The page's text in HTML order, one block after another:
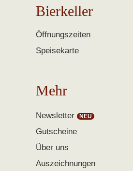
Bierkeller
Öffnungszeiten
Speisekarte
Mehr
Newsletter
Gutscheine
Über uns
Auszeichnungen